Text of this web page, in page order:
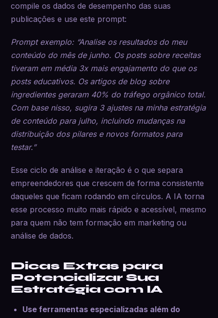
compile os dados de desempenho das suas
publicações e use este prompt:
Prompt exemplo: “Analise os resultados do meu
conteúdo do mês de junho. Os posts sobre receitas
tiveram em média 3x mais engajamento do que os
posts educativos. Os artigos de blog sobre
ingredientes geraram 40% do tráfego orgânico total.
Com base nisso, sugira 3 ajustes na minha estratégia
de conteúdo para julho, incluindo mudanças na
distribuição dos pilares e novos formatos para
testar.”
Esse ciclo de análise e iteração é o que separa
empreendedores que crescem de forma consistente
daqueles que ficam rodando em círculos. A IA torna
esse processo muito mais rápido e acessível, mesmo
para quem não tem formação em marketing ou
análise de dados.
Dicas Extras para
Potencializar Sua
Estratégia com IA
Use ferramentas especializadas além do